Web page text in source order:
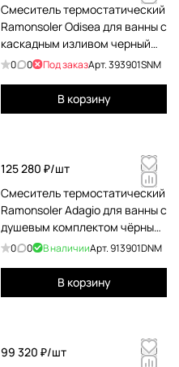
Смеситель термостатический
Ramonsoler Odisea для ванны с
каскадным изливом черный
393901SNM
0 0 Под заказАрт.393901SNM
В корзину
125 280 ₽/шт
Смеситель термостатический
Ramonsoler Adagio для ванны с
душевым комплектом чёрный
913901DNM
0 0 В наличииАрт.913901DNM
В корзину
99 320 ₽/шт